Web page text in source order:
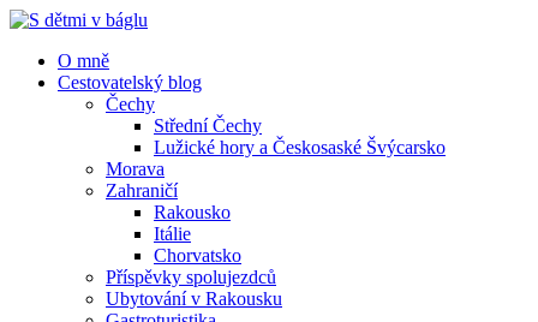
Menu
Menu
O mně
Cestovatelský blog
Čechy
Střední Čechy
Lužické hory a Českosaské Švýcarsko
Morava
Zahraničí
Rakousko
Itálie
Chorvatsko
Příspěvky spolujezdců
Ubytování v Rakousku